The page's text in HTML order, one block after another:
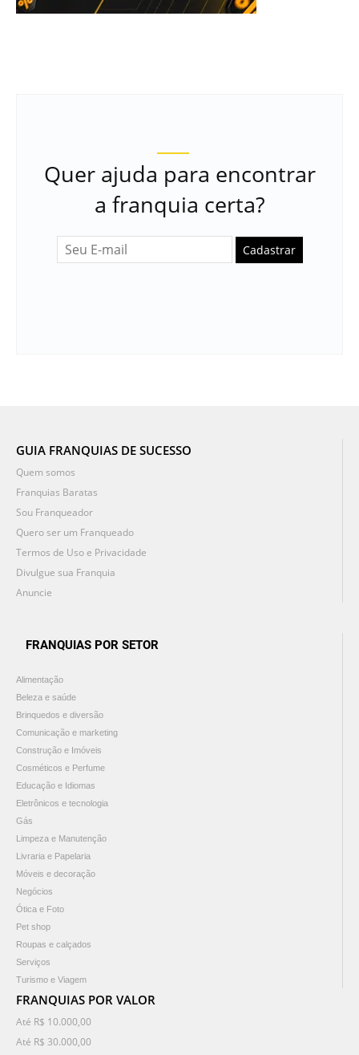
Quer ajuda para encontrar
a franquia certa?
Cadastrar
GUIA FRANQUIAS DE SUCESSO
Quem somos
Franquias Baratas
Sou Franqueador
Quero ser um Franqueado
Termos de Uso e Privacidade
Divulgue sua Franquia
Anuncie
FRANQUIAS POR SETOR
Alimentação
Beleza e saúde
Brinquedos e diversão
Comunicação e marketing
Construção e Imóveis
Cosméticos e Perfume
Educação e Idiomas
Eletrônicos e tecnologia
Gás
Limpeza e Manutenção
Livraria e Papelaria
Móveis e decoração
Negócios
Ótica e Foto
Pet shop
Roupas e calçados
Serviços
Turismo e Viagem
FRANQUIAS POR VALOR
Até R$ 10.000,00
Até R$ 30.000,00